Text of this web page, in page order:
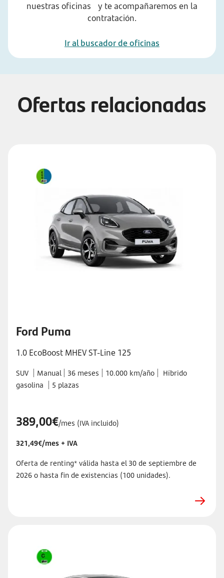
nuestras oficinas y te acompañaremos en la
contratación.
Ir al buscador de oficinas
Ofertas relacionadas
Ford Puma
1.0 EcoBoost MHEV ST-Line 125
SUV Manual 36 meses 10.000 km/año
Híbrido
gasolina
5 plazas
389,00€/mes (IVA incluido)
321,49€/mes + IVA
Oferta de renting* válida hasta el 30 de septiembre de
2026 o hasta fin de existencias (100 unidades).